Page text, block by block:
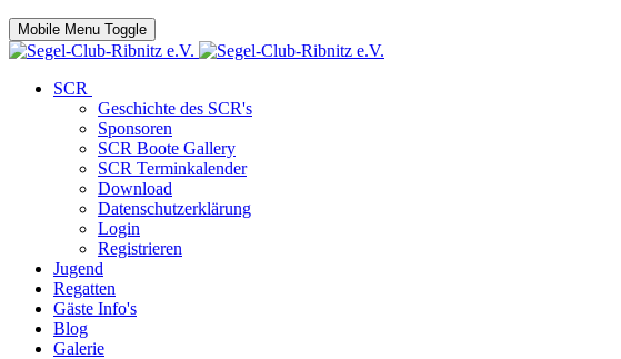
Mobile Menu Toggle
SCR
Geschichte des SCR's
Sponsoren
SCR Boote Gallery
SCR Terminkalender
Download
Datenschutzerklärung
Login
Registrieren
Jugend
Regatten
Gäste Info's
Blog
Galerie